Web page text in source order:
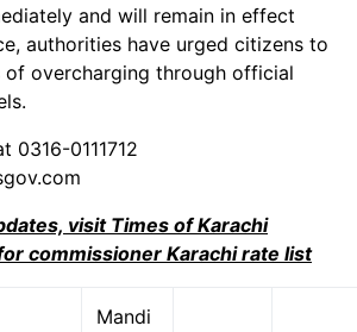
and will remain in effect
authorities have urged citizens to
of overcharging through official
0316-0111712
visit Times of Karachi
commissioner Karachi rate list
Mandi